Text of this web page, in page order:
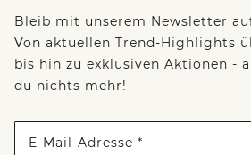
Bleib mit unserem Newsletter
Von aktuellen Trend-Highlights
bis hin zu exklusiven Aktionen -
du nichts mehr!
E-Mail-Adresse *